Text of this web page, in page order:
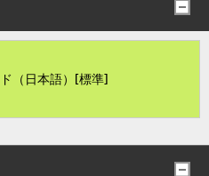
（日本語）[標準]